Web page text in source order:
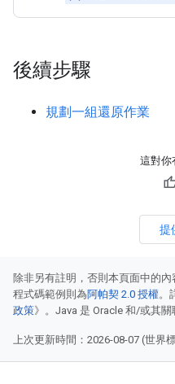
後續步驟
規劃一組還原作業
這對你
提
除非另有註明，否則本頁面中的內
程式碼範例則為阿帕契 2.0 授權。
政策》。Java 是 Oracle 和/或其關
上次更新時間：2026-08-07 (世界